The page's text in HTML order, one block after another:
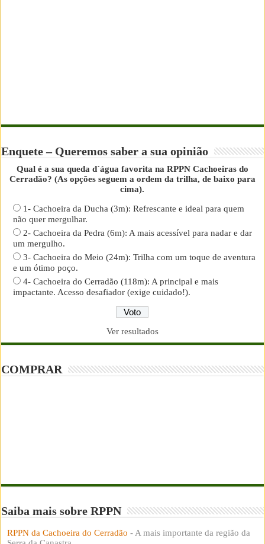
Enquete – Queremos saber a sua opinião
Qual é a sua queda d´água favorita na RPPN Cachoeiras do
Cerradão? (As opções seguem a ordem da trilha, de baixo para
cima).
1- Cachoeira da Ducha (3m): Refrescante e ideal para quem
não quer mergulhar.
2- Cachoeira da Pedra (6m): A mais acessível para nadar e dar
um mergulho.
3- Cachoeira do Meio (24m): Trilha com um toque de aventura
e um ótimo poço.
4- Cachoeira do Cerradão (118m): A principal e mais
impactante. Acesso desafiador (exige cuidado!).
Ver resultados
COMPRAR
Saiba mais sobre RPPN
RPPN da Cachoeira do Cerradão - A mais importante da região da